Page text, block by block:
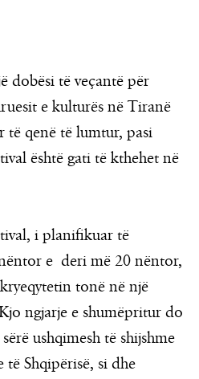
dobësi të veçantë për
e kulturës në Tiranë
të qenë të lumtur, pasi
është gati të kthehet në
i planifikuar të
e deri më 20 nëntor,
tonë në një
ngjarje e shumëpritur do
ushqimesh të shijshme
Shqipërisë, si dhe